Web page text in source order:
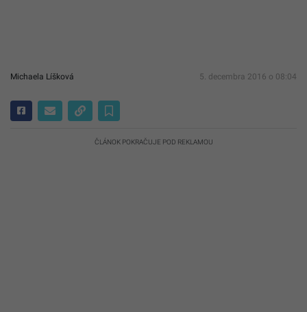
Michaela Líšková 5. decembra 2016 o 08:04
ČLÁNOK POKRAČUJE POD REKLAMOU